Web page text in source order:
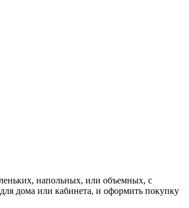
напольных, или объемных, с
дома или кабинета, и оформить покупку